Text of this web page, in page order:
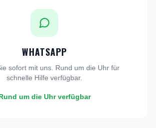
WHATSAPP
sofort mit uns. Rund um die Uhr für
schnelle Hilfe verfügbar.
um die Uhr verfügbar